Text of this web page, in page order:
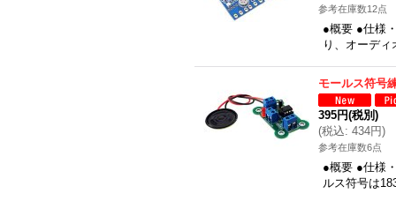
参考在庫数12点
●概要 ●仕様
り、オーデ
モールス符号
395円(税別)
(税込: 434円)
参考在庫数6点
●概要 ●仕様
ルス符号は